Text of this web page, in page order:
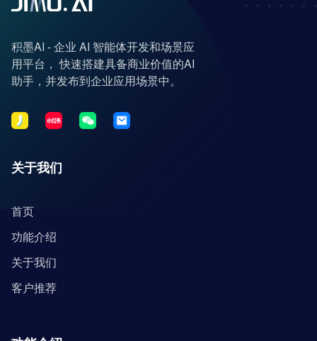
积墨AI - 企业 AI 智能体开发和场景应
用平台， 快速搭建具备商业价值的AI
助手，并发布到企业应用场景中。
关于我们
首页
功能介绍
关于我们
客户推荐